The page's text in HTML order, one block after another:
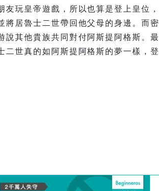
玩皇帝遊戲，所以也算是登上皇位，
將居魯士二世帶回他父母的身邊。而密
說其他貴族共同對付阿斯提阿格斯。最
二世真的如阿斯提阿格斯的夢一樣，登